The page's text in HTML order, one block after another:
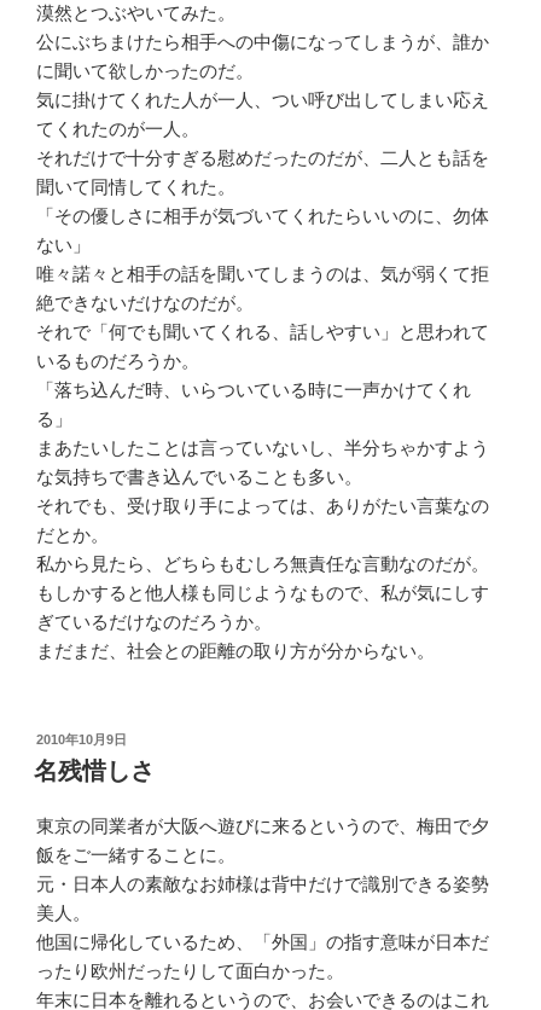
漠然とつぶやいてみた。
公にぶちまけたら相手への中傷になってしまうが、誰か
に聞いて欲しかったのだ。
気に掛けてくれた人が一人、つい呼び出してしまい応え
てくれたのが一人。
それだけで十分すぎる慰めだったのだが、二人とも話を
聞いて同情してくれた。
「その優しさに相手が気づいてくれたらいいのに、勿体
ない」
唯々諾々と相手の話を聞いてしまうのは、気が弱くて拒
絶できないだけなのだが。
それで「何でも聞いてくれる、話しやすい」と思われて
いるものだろうか。
「落ち込んだ時、いらついている時に一声かけてくれ
る」
まあたいしたことは言っていないし、半分ちゃかすよう
な気持ちで書き込んでいることも多い。
それでも、受け取り手によっては、ありがたい言葉なの
だとか。
私から見たら、どちらもむしろ無責任な言動なのだが。
もしかすると他人様も同じようなもので、私が気にしす
ぎているだけなのだろうか。
まだまだ、社会との距離の取り方が分からない。
投
稿
日:
2010年10月9日
名残惜しさ
東京の同業者が大阪へ遊びに来るというので、梅田で夕
飯をご一緒することに。
元・日本人の素敵なお姉様は背中だけで識別できる姿勢
美人。
他国に帰化しているため、「外国」の指す意味が日本だ
ったり欧州だったりして面白かった。
年末に日本を離れるというので、お会いできるのはこれ